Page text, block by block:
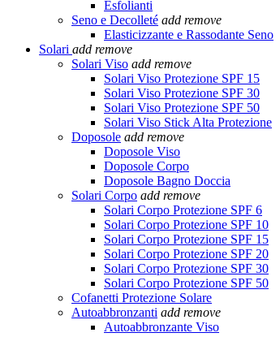
Esfolianti
Seno e Decolleté add remove
Elasticizzante e Rassodante Seno
Solari add remove
Solari Viso add remove
Solari Viso Protezione SPF 15
Solari Viso Protezione SPF 30
Solari Viso Protezione SPF 50
Solari Viso Stick Alta Protezione
Doposole add remove
Doposole Viso
Doposole Corpo
Doposole Bagno Doccia
Solari Corpo add remove
Solari Corpo Protezione SPF 6
Solari Corpo Protezione SPF 10
Solari Corpo Protezione SPF 15
Solari Corpo Protezione SPF 20
Solari Corpo Protezione SPF 30
Solari Corpo Protezione SPF 50
Cofanetti Protezione Solare
Autoabbronzanti add remove
Autoabbronzante Viso